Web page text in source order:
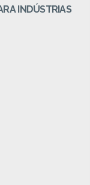
INDÚSTRIAS